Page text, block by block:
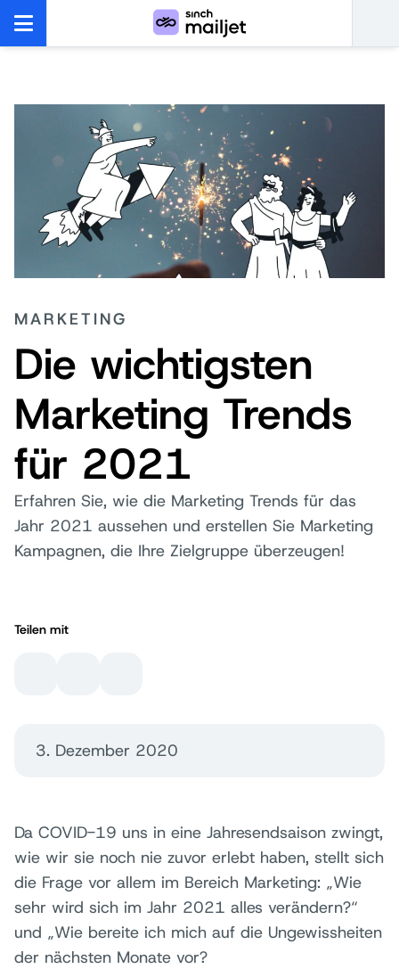
MARKETING
Die wichtigsten
Marketing Trends
für 2021
Erfahren Sie, wie die Marketing Trends für das
Jahr 2021 aussehen und erstellen Sie Marketing
Kampagnen, die Ihre Zielgruppe überzeugen!
Teilen mit
3. Dezember 2020
Da COVID-19 uns in eine Jahresendsaison zwingt,
wie wir sie noch nie zuvor erlebt haben, stellt sich
die Frage vor allem im Bereich Marketing: „Wie
sehr wird sich im Jahr 2021 alles verändern?“
und „Wie bereite ich mich auf die Ungewissheiten
der nächsten Monate vor?